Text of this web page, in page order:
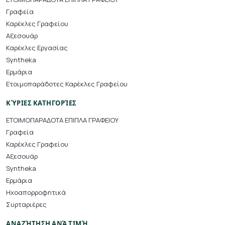
Γραφεία
Καρέκλες Γραφείου
Αξεσουάρ
Καρέκλες Εργασίας
Syntheka
Ερμάρια
Ετοιμοπαράδοτες Καρέκλες Γραφείου
ΚΎΡΙΕΣ ΚΑΤΗΓΟΡΊΕΣ
ΕΤΟΙΜΟΠΑΡΑΔΟΤΑ ΕΠΙΠΛΑ ΓΡΑΦΕΙΟΥ
Γραφεία
Καρέκλες Γραφείου
Αξεσουάρ
Syntheka
Ερμάρια
Ηχοαπορροφητικά
Συρταριέρες